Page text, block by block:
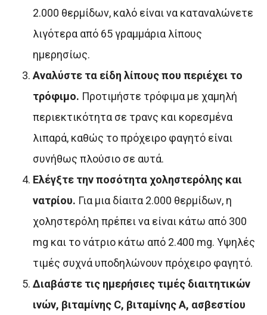
2.000 θερμίδων, καλό είναι να καταναλώνετε
λιγότερα από 65 γραμμάρια λίπους
ημερησίως.
Αναλύστε τα είδη λίπους που περιέχει το
τρόφιμο. Προτιμήστε τρόφιμα με χαμηλή
περιεκτικότητα σε τρανς και κορεσμένα
λιπαρά, καθώς το πρόχειρο φαγητό είναι
συνήθως πλούσιο σε αυτά.
Ελέγξτε την ποσότητα χοληστερόλης και
νατρίου. Για μια δίαιτα 2.000 θερμίδων, η
χοληστερόλη πρέπει να είναι κάτω από 300
mg και το νάτριο κάτω από 2.400 mg. Υψηλές
τιμές συχνά υποδηλώνουν πρόχειρο φαγητό.
Διαβάστε τις ημερήσιες τιμές διαιτητικών
ινών, βιταμίνης C, βιταμίνης Α, ασβεστίου